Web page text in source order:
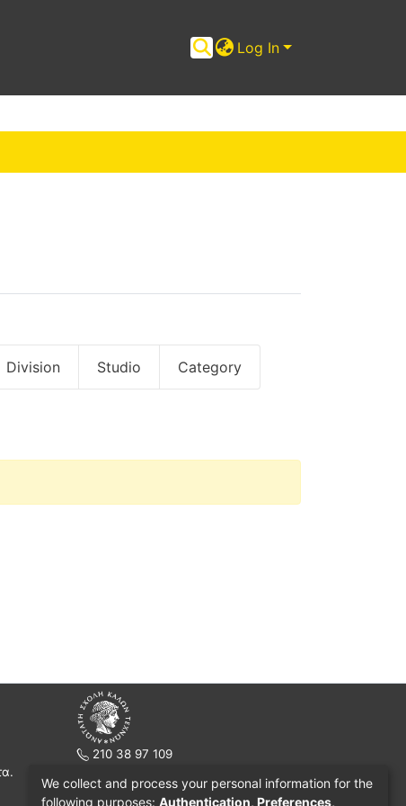
Log In
Division Studio Category
210 38 97 109
Πατησίων 42, Τ.Κ. 10682, Αθήνα
We collect and process your personal information for the
following purposes: Authentication, Preferences,